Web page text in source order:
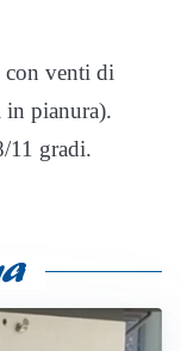
con venti di
pianura).
11 gradi.